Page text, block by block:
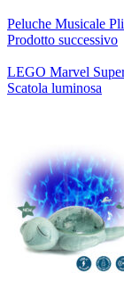
Peluche Musicale
Prodotto successivo
LEGO Marvel
Scatola luminosa